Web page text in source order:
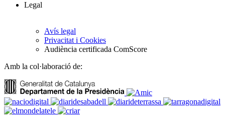
Legal
Avís legal
Privacitat i Cookies
Audiència certificada ComScore
Amb la col·laboració de: